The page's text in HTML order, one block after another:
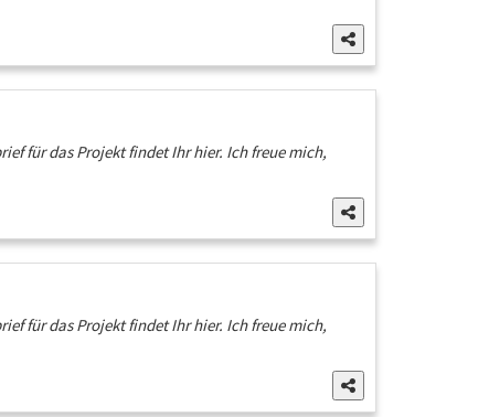
für das Projekt findet Ihr hier. Ich freue mich,
für das Projekt findet Ihr hier. Ich freue mich,